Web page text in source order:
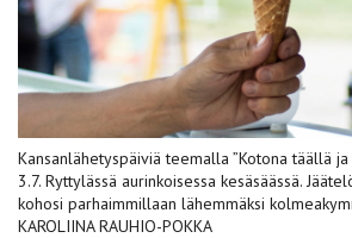
Kansanlähetyspäiviä teemalla ”Kotona täällä
3.7. Ryttylässä aurinkoisessa kesäsäässä.
kohosi parhaimmillaan lähemmäksi
KAROLIINA RAUHIO-POKKA